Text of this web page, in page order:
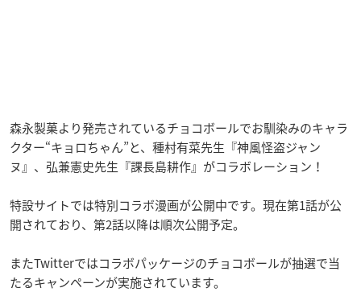
森永製菓より発売されているチョコボールでお馴染みのキャラ
クター“キョロちゃん”と、種村有菜先生『神風怪盗ジャン
ヌ』、弘兼憲史先生『課長島耕作』がコラボレーション！
特設サイトでは特別コラボ漫画が公開中です。現在第1話が公
開されており、第2話以降は順次公開予定。
またTwitterではコラボパッケージのチョコボールが抽選で当
たるキャンペーンが実施されています。